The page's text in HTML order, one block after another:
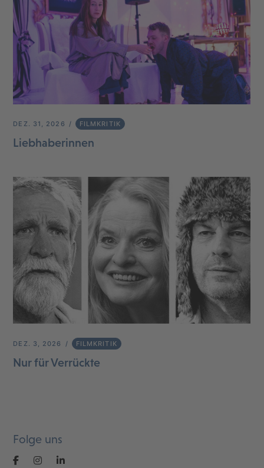
DEZ. 31, 2026 FILMKRITIK
Liebhaberinnen
DEZ. 3, 2026 FILMKRITIK
Nur für Verrückte
Folge uns